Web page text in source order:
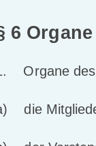
6
Organe des
die